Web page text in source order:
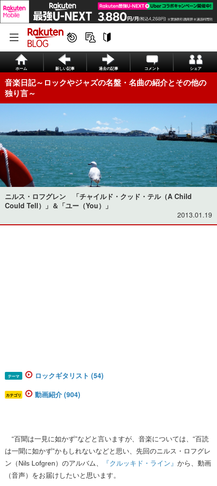
ホーム 新しい記事 過去の記事 コメント シェア
音楽日記～ロックやジャズの名盤・名曲の紹介とその他の
独り言～
ニルス・ロフグレン 「チャイルド・クッド・テル（A Child
Could Tell）」＆「ユー（You）」
2013.01.19
テーマ ロックギタリスト (54)
カテゴリ 動画紹介 (904)
“百聞は一見に如かず”などと言いますが、音楽については、“百読
は一聞に如かず”かもしれないなどと思い、先回のニルス・ロフグレ
ン（Nils Lofgren）のアルバム、
『クルッキド・ライン』 から、動画
（音声）をお届けしたいと思います。